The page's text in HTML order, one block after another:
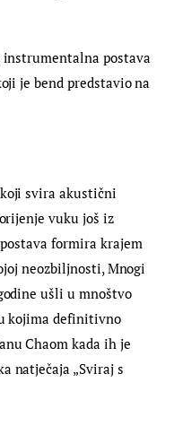
instrumentalna postava
je bend predstavio na
svira akustični
vuku još iz
formira krajem
neozbiljnosti, Mnogi
ušli u mnoštvo
kojima definitivno
Chaom kada ih je
natječaja „Sviraj s